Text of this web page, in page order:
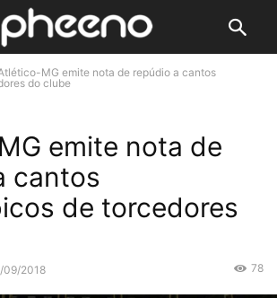
MG emite nota de repúdio a cantos
do clube
emite nota de
cantos
de torcedores
09/2018 78